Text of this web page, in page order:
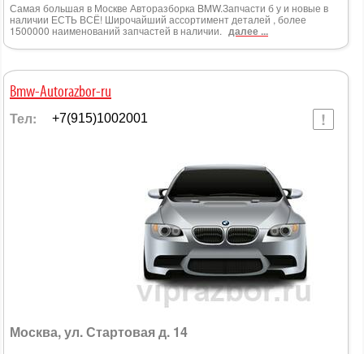
Самая большая в Москве Авторазборка BMW.Запчасти б у и новые в
наличии ЕСТЬ ВСЁ! Широчайший ассортимент деталей , более
1500000 наименований запчастей в наличии. далее ...
Bmw-Autorazbor-ru
Тел: +7(915)1002001
Москва, ул. Стартовая д. 14